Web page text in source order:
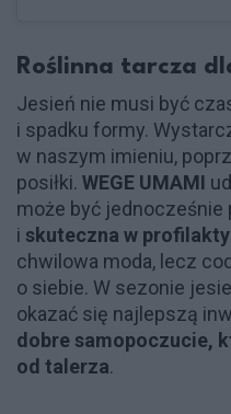
Roślinna tarcza
Jesień nie musi być
i spadku formy.
w naszym imieniu,
posiłki. WEGE UMAMI
może być jednocześnie
i skuteczna w
chwilowa moda, lecz
o siebie. W sezonie
okazać się najlepszą
dobre samopoczucie,
od talerza.